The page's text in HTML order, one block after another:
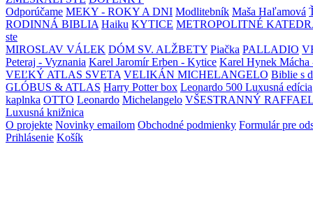
Odporúčame MEKY - ROKY A DNI Modlitebník Maša Haľamová
RODINNÁ BIBLIA Haiku KYTICE METROPOLITNÉ
ste
MIROSLAV VÁLEK DÓM SV. ALŽBETY Piačka PALLADIO
Peteraj - Vyznania Karel Jaromír Erben - Kytice Karel Hynek Mácha
VEĽKÝ ATLAS SVETA VELIKÁN MICHELANGELO Biblie s
GLÓBUS & ATLAS Harry Potter box Leonardo 500 Luxusná edícia
kaplnka OTTO Leonardo Michelangelo VŠESTRANNÝ
Luxusná knižnica
O projekte Novinky emailom Obchodné podmienky Formulár pre
Prihlásenie Košík